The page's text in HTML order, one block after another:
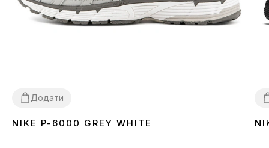
Додати
3637 38 3940 41 424344 45
NIKE P-6000 GREY WHITE